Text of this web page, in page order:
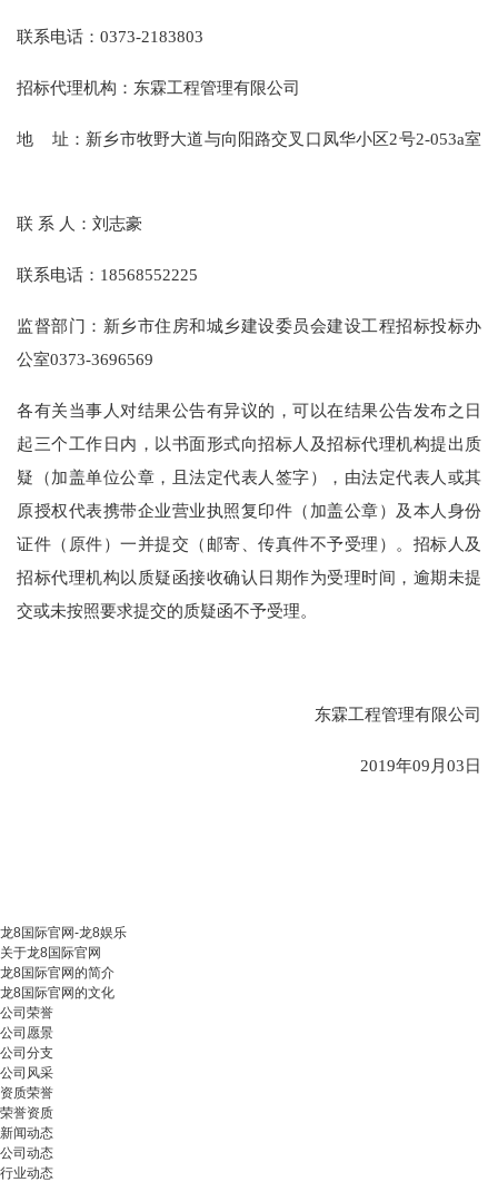
联系电话： 0373-2183803
招标代理机构：东霖工程管理有限公司
地 址：新乡市牧野大道与向阳路交叉口凤华小区2号2-053a室
联 系 人：刘志豪
联系电话： 18568552225
监督部门：新乡市住房和城乡建设委员会建设工程招标投标办
公室0373-3696569
各有关当事人对结果公告有异议的，可以在结果公告发布之日
起三个工作日内，以书面形式向招标人及招标代理机构提出质
疑（加盖单位公章，且法定代表人签字），由法定代表人或其
原授权代表携带企业营业执照复印件（加盖公章）及本人身份
证件（原件）一并提交（邮寄、传真件不予受理）。招标人及
招标代理机构以质疑函接收确认日期作为受理时间，逾期未提
交或未按照要求提交的质疑函不予受理。
东霖工程管理有限公司
2019年09月03日
龙8国际官网-龙8娱乐
关于龙8国际官网
龙8国际官网的简介
龙8国际官网的文化
公司荣誉
公司愿景
公司分支
公司风采
资质荣誉
荣誉资质
新闻动态
公司动态
行业动态